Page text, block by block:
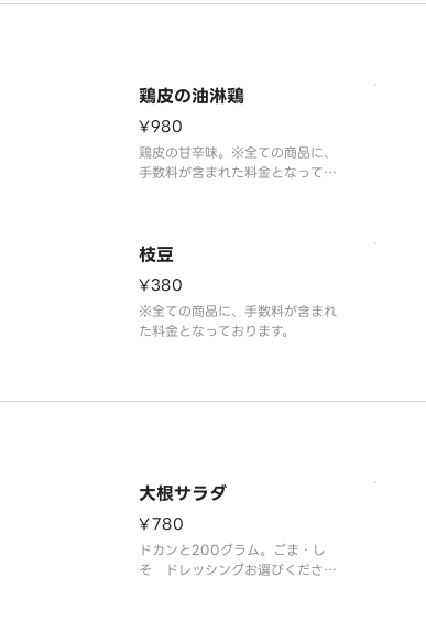
鶏皮の油淋鶏
¥980
鶏皮の甘辛味。※全ての商品に、
手数料が含まれた料金となってお
枝豆
¥380
※全ての商品に、手数料が含まれ
た料金となっております。
大根サラダ
¥780
ドカンと200グラム。ごま・し
そ ドレッシングお選びくださ